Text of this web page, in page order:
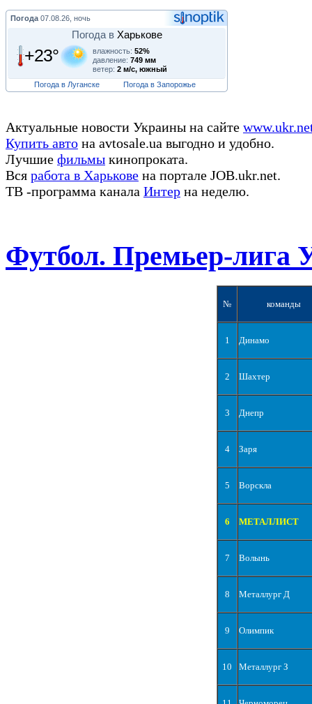
Погода 07.08.26, ночь
Погода в Харькове
+23° влажность: 52%
давление: 749 мм
ветер: 2 м/с, южный
Погода в Луганске
Погода в Запорожье
Актуальные новости Украины на сайте
Купить авто на avtosale.ua выгодно и удобно.
Лучшие фильмы кинопроката.
Вся работа в Харькове на портале JOB.ukr.net.
ТВ -программа канала Интер на неделю.
Футбол. Премьер-лига
№ команды
1 Динамо
2 Шахтер
3 Днепр
4 Заря
5 Ворскла
6 МЕТАЛЛИСТ
7 Волынь
8 Металлург Д
9 Олимпик
10 Металлург З